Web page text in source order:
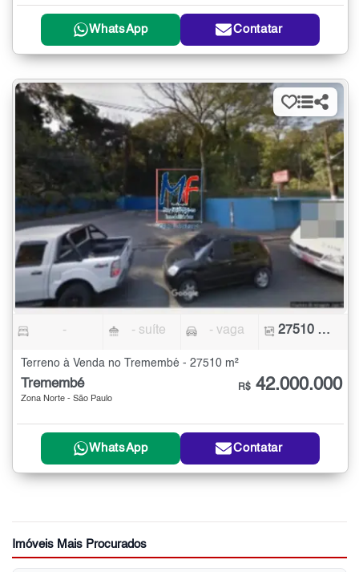
WhatsApp Contatar
- - suíte - vaga 27510 m²
Terreno à Venda no Tremembé - 27510 m²
Tremembé
Zona Norte - São Paulo
R$ 42.000.000
WhatsApp Contatar
Imóveis Mais Procurados